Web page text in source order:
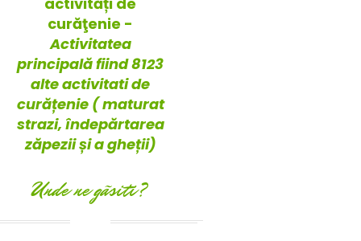
curăţenie -
Activitatea
principală fiind 8123
alte activitati de
curățenie ( maturat
strazi, îndepărtarea
zăpezii și a gheții)
Unde ne gãsiti?